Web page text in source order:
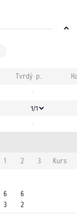
Tvrdý p.
-
1/1
-
1 2 3
Kurs
6
3
6
2